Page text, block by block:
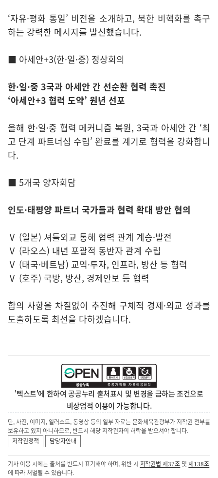
‘자유·평화 통일’ 비전을 소개하고, 북한 비핵화를 촉구
하는 강력한 메시지를 발신했습니다.
■ 아세안+3(한·일·중) 정상회의
한·일·중 3국과 아세안 간 선순환 협력 촉진
‘아세안+3 협력 도약’ 원년 선포
올해 한·일·중 협력 메커니즘 복원, 3국과 아세안 간 ‘최
고 단계 파트너십 수립’ 완료를 계기로 협력을 강화합니
다.
■ 5개국 양자회담
인도·태평양 파트너 국가들과 협력 확대 방안 협의
Ⅴ (일본) 셔틀외교 통해 협력 관계 계승·발전
Ⅴ (라오스) 내년 포괄적 동반자 관계 수립
Ⅴ (태국·베트남) 교역·투자, 인프라, 방산 등 협력
Ⅴ (호주) 국방, 방산, 경제안보 등 협력
합의 사항을 차질없이 추진해 구체적 경제·외교 성과를
도출하도록 최선을 다하겠습니다.
'텍스트'에 한하여 공공누리 출처표시 및 변경을 금하는 조건으로
비상업적 이용이 가능합니다.
단, 사진, 이미지, 일러스트, 동영상 등의 일부 자료는 문화체육관광부가 저작권 전부를
보유하고 있지 아니하므로, 반드시 해당 저작권자의 허락을 받으셔야 합니다.
저작권정책
담당자안내
기사 이용 시에는 출처를 반드시 표기해야 하며, 위반 시 저작권법 제37조 및제138조
에 따라 처벌될 수 있습니다.